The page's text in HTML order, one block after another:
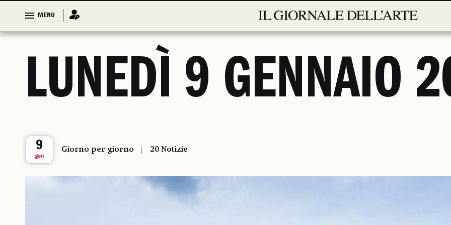
MENU
MENU
LUNEDÌ 9 GENNAIO
9
gen
Giorno per giorno 20 Notizie